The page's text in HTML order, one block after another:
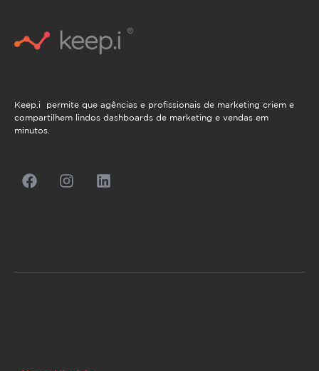
Keep.i permite que agências e profissionais de marketing criem e
compartilhem lindos dashboards de marketing e vendas em
minutos.